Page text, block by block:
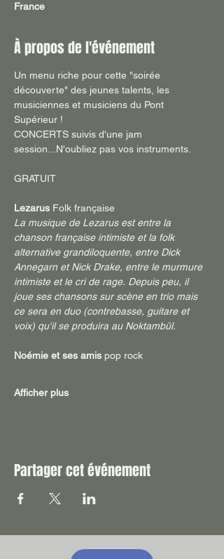
France
À propos de l'événement
Un menu riche pour cette "soirée
découverte" des jeunes talents, les
musiciennes et musiciens du Pont
Supérieur !
CONCERTS suivis d'une jam
session...N'oubliez pas vos instruments.
GRATUIT
Lezarus Folk française
La musique de Lezarus est entre la
chanson française intimiste et la folk
alternative grandiloquente, entre Dick
Annegarn et Nick Drake, entre le murmure
intimiste et le cri de rage. Depuis peu, il
joue ses chansons sur scène en trio mais
ce sera en duo (contrebasse, guitare et
voix) qu'il se produira au Noktambül.
Noémie et ses amis pop rock
Afficher plus
Partager cet événement